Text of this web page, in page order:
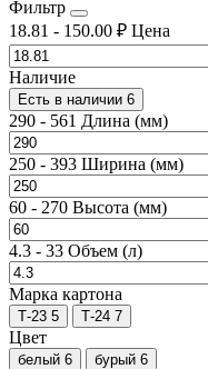
Фильтр
18.81 - 150.00 ₽ Цена
Наличие
Есть в наличии 6
290 - 561 Длина (мм)
250 - 393 Ширина (мм)
60 - 270 Высота (мм)
4.3 - 33 Объем (л)
Марка картона
Т-23 5 Т-24 7
Цвет
белый 6 бурый 6